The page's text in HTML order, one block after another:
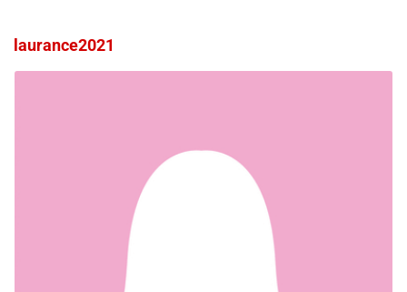
laurance2021